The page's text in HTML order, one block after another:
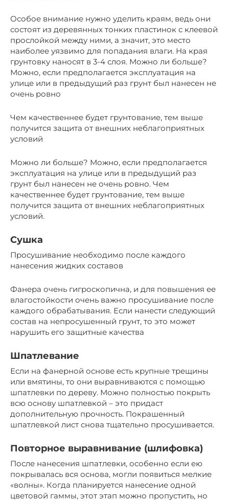
Особое внимание нужно уделить краям, ведь они
состоят из деревянных тонких пластинок с клеевой
прослойкой между ними, а значит, это место
наиболее уязвимо для попадания влаги. На края
грунтовку наносят в 3-4 слоя. Можно ли больше?
Можно, если предполагается эксплуатация на
улице или в предыдущий раз грунт был нанесен не
очень ровно
Чем качественнее будет грунтование, тем выше
получится защита от внешних неблагоприятных
условий
Можно ли больше? Можно, если предполагается
эксплуатация на улице или в предыдущий раз
грунт был нанесен не очень ровно. Чем
качественнее будет грунтование, тем выше
получится защита от внешних неблагоприятных
условий.
Сушка
Просушивание необходимо после каждого
нанесения жидких составов
Фанера очень гигроскопична, и для повышения ее
влагостойкости очень важно просушивание после
каждого обрабатывания. Если нанести следующий
состав на непросушенный грунт, то это может
нарушить его защитные качества
Шпатлевание
Если на фанерной основе есть крупные трещины
или вмятины, то они выравниваются с помощью
шпатлевки по дереву. Можно полностью покрыть
всю основу шпатлевкой – это придаст
дополнительную прочность. Покрашенный
шпатлевкой лист снова тщательно просушивается.
Повторное выравнивание (шлифовка)
После нанесения шпатлевки, особенно если ею
покрывалась вся основа, могли появиться мелкие
«волны». Когда планируется нанесение одной
цветовой гаммы, этот этап можно пропустить, но